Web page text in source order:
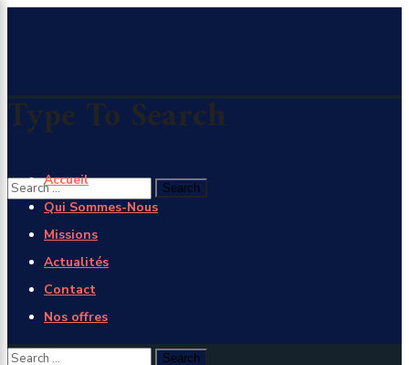
Type To Search
Accueil
Qui Sommes-Nous
Missions
Actualités
Contact
Nos offres